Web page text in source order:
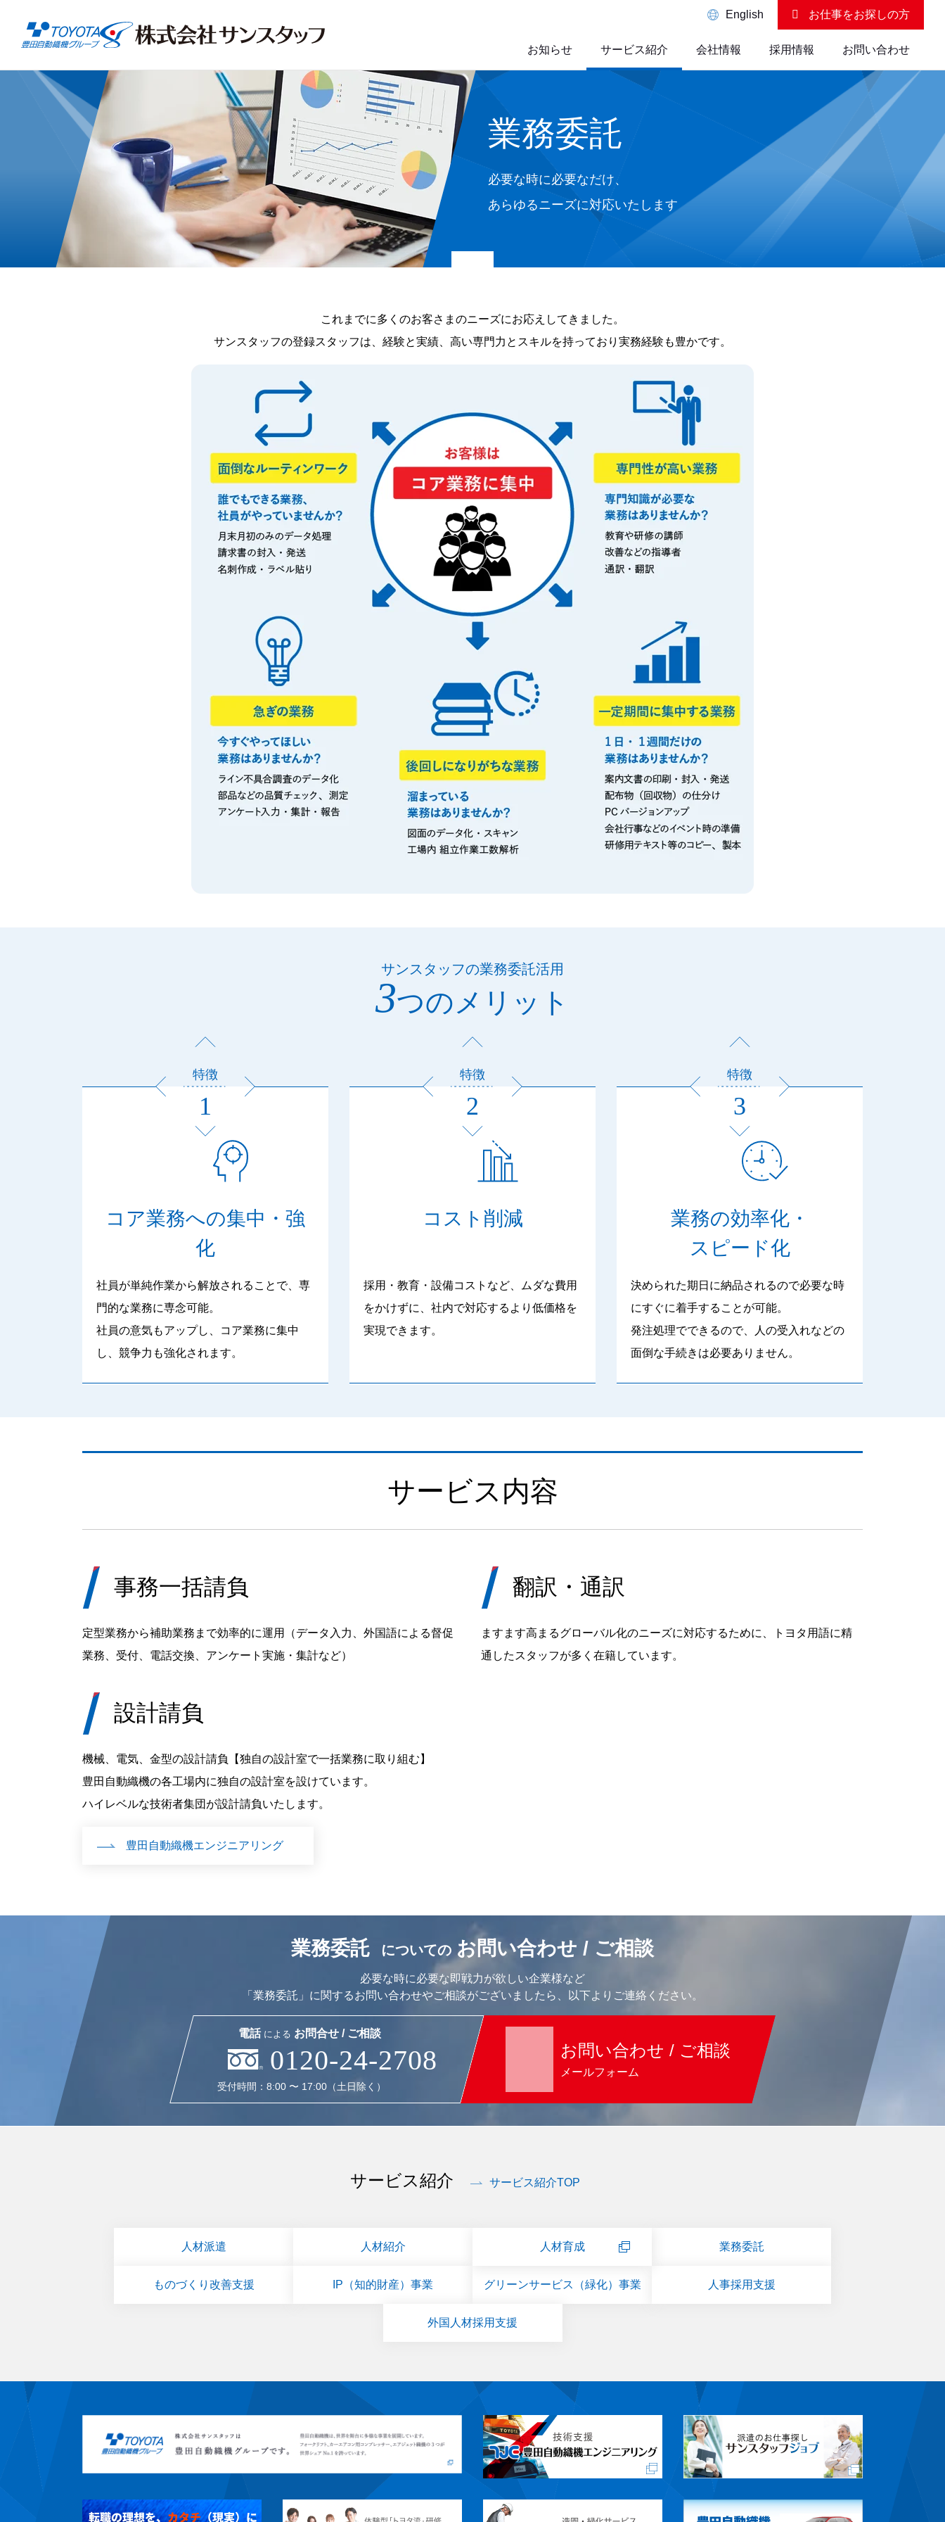
English お仕事をお探しの方
お知らせ サービス紹介 会社情報 採用情報 お問い合わせ
業務委託
必要な時に必要なだけ、
あらゆるニーズに対応いたします
これまでに多くのお客さまのニーズにお応えしてきました。
サンスタッフの登録スタッフは、経験と実績、高い専門力とスキルを持っており実務経験も豊かです。
サンスタッフの業務委託活用
3つのメリット
特徴
1
コア業務への集中・強
化
社員が単純作業から解放されることで、専
門的な業務に専念可能。
社員の意気もアップし、コア業務に集中
し、競争力も強化されます。
特徴
2
コスト削減
採用・教育・設備コストなど、ムダな費用
をかけずに、社内で対応するより低価格を
実現できます。
特徴
3
業務の効率化・
スピード化
決められた期日に納品されるので必要な時
にすぐに着手することが可能。
発注処理でできるので、人の受入れなどの
面倒な手続きは必要ありません。
サービス内容
事務一括請負
定型業務から補助業務まで効率的に運用（データ入力、外国語による督促
業務、受付、電話交換、アンケート実施・集計など）
翻訳・通訳
ますます高まるグローバル化のニーズに対応するために、トヨタ用語に精
通したスタッフが多く在籍しています。
設計請負
機械、電気、金型の設計請負【独自の設計室で一括業務に取り組む】
豊田自動織機の各工場内に独自の設計室を設けています。
ハイレベルな技術者集団が設計請負いたします。
豊田自動織機エンジニアリング
業務委託 についての お問い合わせ / ご相談
必要な時に必要な即戦力が欲しい企業様など
「業務委託」に関するお問い合わせやご相談がございましたら、以下よりご連絡ください。
電話 による お問合せ / ご相談
0120-24-2708
受付時間：8:00 〜 17:00（土日除く）
お問い合わせ / ご相談
メールフォーム
サービス紹介 サービス紹介TOP
人材派遣 人材紹介 人材育成 業務委託
ものづくり改善支援 IP（知的財産）事業 グリーンサービス（緑化）事業 人事採用支援
外国人材採用支援